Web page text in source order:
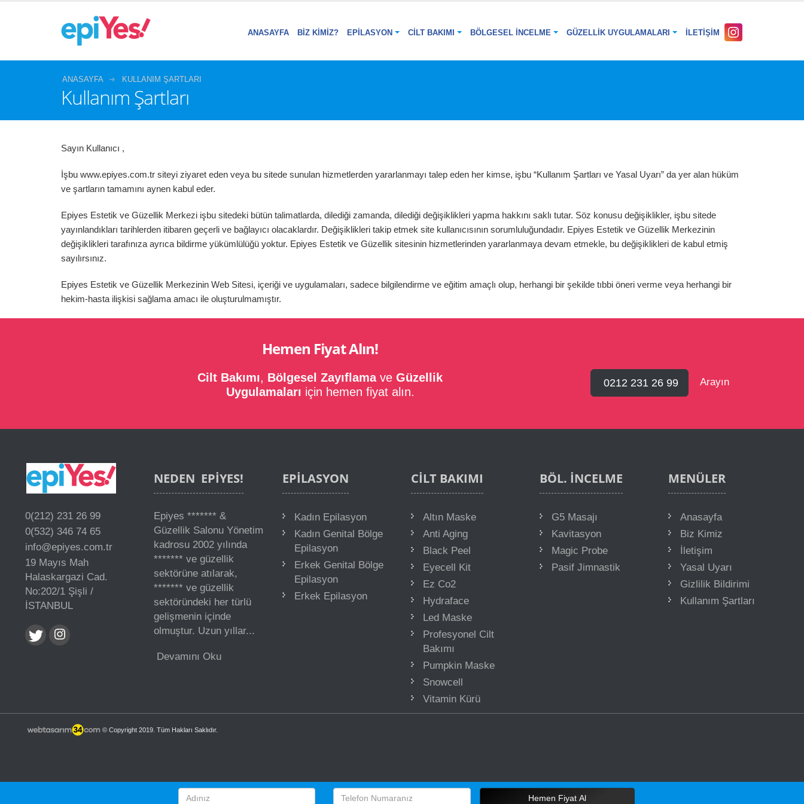
ANASAYFA BIZ KIMIZ? EPILASYON CILT BAKIMI BÖLGESEL İNCELME GÜZELLIK UYGULAMALARI İLETIŞIM
ANASAYFA KULLANIM ŞARTLARI
Kullanım Şartları
Sayın Kullanıcı ,
İşbu www.epiyes.com.tr siteyi ziyaret eden veya bu sitede sunulan hizmetlerden yararlanmayı talep eden her kimse, işbu “Kullanım Şartları ve Yasal Uyarı” da yer alan hüküm
ve şartların tamamını aynen kabul eder.
Epiyes Estetik ve Güzellik Merkezi işbu sitedeki bütün talimatlarda, dilediği zamanda, dilediği değişiklikleri yapma hakkını saklı tutar. Söz konusu değişiklikler, işbu sitede
yayınlandıkları tarihlerden itibaren geçerli ve bağlayıcı olacaklardır. Değişiklikleri takip etmek site kullanıcısının sorumluluğundadır. Epiyes Estetik ve Güzellik Merkezinin
değişiklikleri tarafınıza ayrıca bildirme yükümlülüğü yoktur. Epiyes Estetik ve Güzellik sitesinin hizmetlerinden yararlanmaya devam etmekle, bu değişiklikleri de kabul etmiş
sayılırsınız.
Epiyes Estetik ve Güzellik Merkezinin Web Sitesi, içeriği ve uygulamaları, sadece bilgilendirme ve eğitim amaçlı olup, herhangi bir şekilde tıbbi öneri verme veya herhangi bir
hekim-hasta ilişkisi sağlama amacı ile oluşturulmamıştır.
Hemen Fiyat Alın!
Cilt Bakımı, Bölgesel ZayıflamaveGüzellik
Uygulamaları için hemen fiyat alın.
0212 231 26 99 Arayın
0(212) 231 26 99
0(532) 346 74 65
info@epiyes.com.tr
19 Mayıs Mah
Halaskargazi Cad.
No:202/1 Şişli /
İSTANBUL
MENÜLER
Anasayfa
Biz Kimiz
İletişim
Yasal Uyarı
Gizlilik Bildirimi
Kullanım Şartları
NEDEN EPIYES!
Epiyes ******* &
Güzellik Salonu Yönetim
kadrosu 2002 yılında
******* ve güzellik
sektörüne atılarak,
******* ve güzellik
sektöründeki her türlü
gelişmenin içinde
olmuştur. Uzun yıllar...
Devamını Oku
EPILASYON
Kadın Epilasyon
Kadın Genital Bölge
Epilasyon
Erkek Genital Bölge
Epilasyon
Erkek Epilasyon
CILT BAKIMI
Altın Maske
Anti Aging
Black Peel
Eyecell Kit
Ez Co2
Hydraface
Led Maske
Profesyonel Cilt
Bakımı
Pumpkin Maske
Snowcell
Vitamin Kürü
BÖL. İNCELME
G5 Masajı
Kavitasyon
Magic Probe
Pasif Jimnastik
© Copyright 2019. Tüm Hakları Saklıdır.